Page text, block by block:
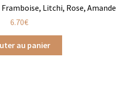
Litchi, Rose, Amande
6.70€
au panier